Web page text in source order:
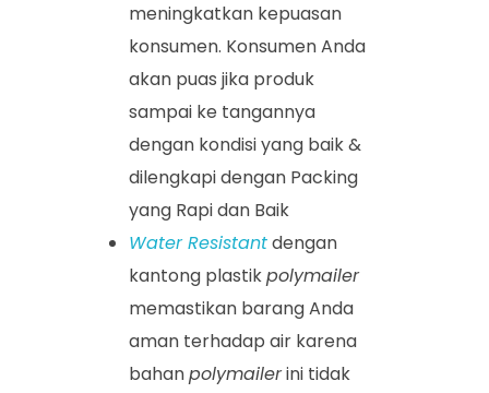
meningkatkan kepuasan
konsumen. Konsumen Anda
akan puas jika produk
sampai ke tangannya
dengan kondisi yang baik &
dilengkapi dengan Packing
yang Rapi dan Baik
Water Resistantdengan
kantong plastikpolymailer
memastikan barang Anda
aman terhadap air karena
bahanpolymailerini tidak